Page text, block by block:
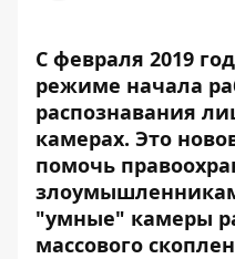
С февраля 2019
режиме начала
распознавания
камерах. Это
помочь
"умные" камеры
массового